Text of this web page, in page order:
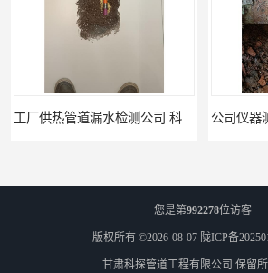
工厂供热管道漏水检测公司 科探管道工程 公司仪器测漏电话 科
您是第992278位访客
版权所有 ©2026-08-07 陇ICP备
甘肃科探管道工程有限公司 保留